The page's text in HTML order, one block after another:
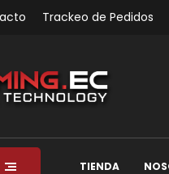
Trackeo de Pedidos
TIENDA